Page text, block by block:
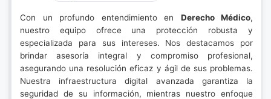
Con un profundo entendimiento en Derecho Médico,
nuestro equipo ofrece una protección robusta y
especializada para sus intereses. Nos destacamos por
brindar asesoría integral y compromiso profesional,
asegurando una resolución eficaz y ágil de sus problemas.
Nuestra infraestructura digital avanzada garantiza la
seguridad de su información, mientras nuestro enfoque